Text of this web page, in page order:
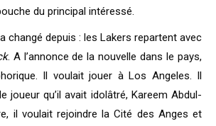
du principal intéressé.
changé depuis : les Lakers repartent avec
. A l’annonce de la nouvelle dans le pays,
Il voulait jouer à Los Angeles. Il
joueur qu’il avait idolâtré, Kareem Abdul-
il voulait rejoindre la Cité des Anges et